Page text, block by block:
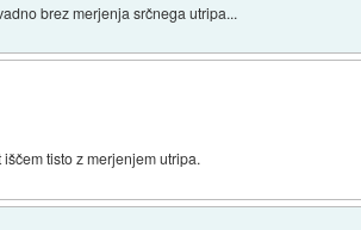
brez merjenja srčnega utripa...
tisto z merjenjem utripa.